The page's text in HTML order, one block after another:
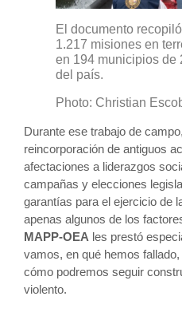
El documento
1.217 misiones en
en 194 municipios de
del país.
Photo: Christian
Durante ese trabajo de
reincorporación de antiguos
afectaciones a liderazgos
campañas y elecciones
garantías para el ejercicio de
apenas algunos de los
MAPP-OEA les prestó
vamos, en qué hemos
cómo podremos seguir
violento.